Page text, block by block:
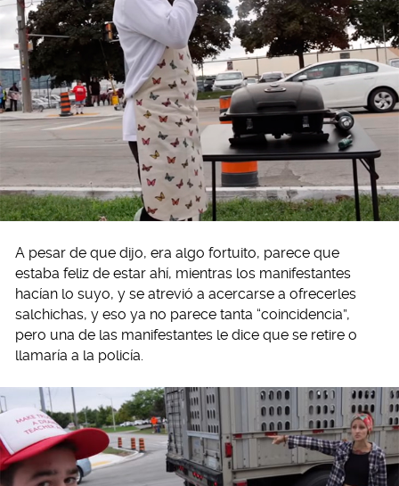
A pesar de que dijo, era algo fortuito, parece que
estaba feliz de estar ahí, mientras los manifestantes
hacían lo suyo, y se atrevió a acercarse a ofrecerles
salchichas, y eso ya no parece tanta “coincidencia”,
pero una de las manifestantes le dice que se retire o
llamaría a la policía.